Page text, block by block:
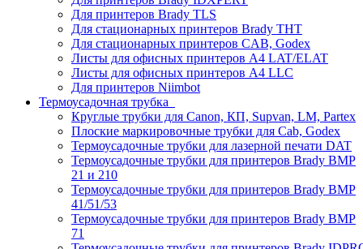
Для принтеров Brady TLS
Для стационарных принтеров Brady THT
Для стационарных принтеров CAB, Godex
Листы для офисных принтеров А4 LAT/ELAT
Листы для офисных принтеров А4 LLC
Для принтеров Niimbot
Термоусадочная трубка
Круглые трубки для Canon, КП, Supvan, LM, Partex
Плоские маркировочные трубки для Cab, Godex
Термоусадочные трубки для лазерной печати DAT
Термоусадочные трубки для принтеров Brady BMP
21 и 210
Термоусадочные трубки для принтеров Brady BMP
41/51/53
Термоусадочные трубки для принтеров Brady BMP
71